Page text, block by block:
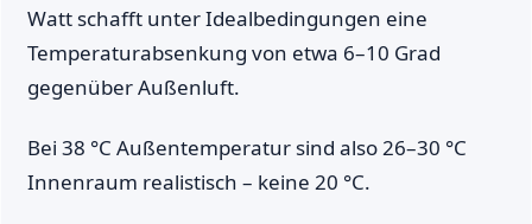
Watt schafft unter Idealbedingungen eine
Temperaturabsenkung von etwa 6–10 Grad
gegenüber Außenluft.
Bei 38 °C Außentemperatur sind also 26–30 °C
Innenraum realistisch – keine 20 °C.